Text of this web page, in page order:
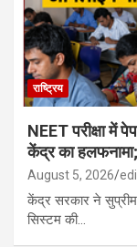
राष्ट्रिय
NEET परीक्षा में
केंद्र का
August 5, 2026
केंद्र सरकार ने
सिस्टम की…